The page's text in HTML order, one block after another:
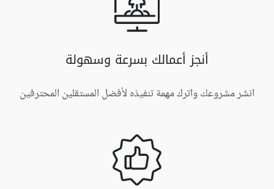
أنجز أعمالك بسرعة وسهولة
انشر مشروعك واترك مهمة تنفيذه لأفضل المستقلين المحترفين